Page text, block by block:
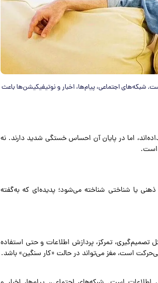
شبکه‌های اجتماعی، پیام‌ها، اخبار و نوتیفیکیشن‌ها باعث
اما در پایان آن احساس خستگی شدید دارند. نه
است.
یا شناختی شناخته می‌شود؛ پدیده‌ای که به‌گفته
مثل تصمیم‌گیری، تمرکز، پردازش اطلاعات و حتی استفاده
است، مغز می‌تواند در حالت «کار سنگین» باشد.